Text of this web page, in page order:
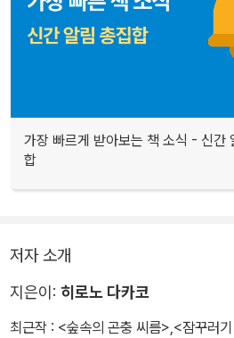
가장 빠르게 받아보는 책 소식 - 신간
합
저자 소개
지은이: 히로노 다카코
최근작 : <숲속의 곤충 씨름>,<잠꾸러